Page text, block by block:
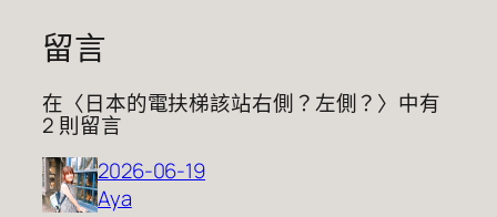
留言
在〈日本的電扶梯該站右側？左側？〉中有
2 則留言
2026-06-19
Aya